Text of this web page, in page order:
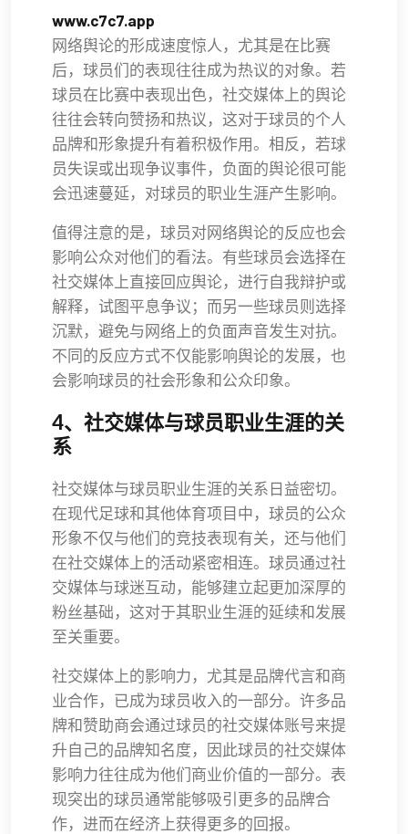
www.c7c7.app
网络舆论的形成速度惊人，尤其是在比赛
后，球员们的表现往往成为热议的对象。若
球员在比赛中表现出色，社交媒体上的舆论
往往会转向赞扬和热议，这对于球员的个人
品牌和形象提升有着积极作用。相反，若球
员失误或出现争议事件，负面的舆论很可能
会迅速蔓延，对球员的职业生涯产生影响。
值得注意的是，球员对网络舆论的反应也会
影响公众对他们的看法。有些球员会选择在
社交媒体上直接回应舆论，进行自我辩护或
解释，试图平息争议；而另一些球员则选择
沉默，避免与网络上的负面声音发生对抗。
不同的反应方式不仅能影响舆论的发展，也
会影响球员的社会形象和公众印象。
4、社交媒体与球员职业生涯的关
系
社交媒体与球员职业生涯的关系日益密切。
在现代足球和其他体育项目中，球员的公众
形象不仅与他们的竞技表现有关，还与他们
在社交媒体上的活动紧密相连。球员通过社
交媒体与球迷互动，能够建立起更加深厚的
粉丝基础，这对于其职业生涯的延续和发展
至关重要。
社交媒体上的影响力，尤其是品牌代言和商
业合作，已成为球员收入的一部分。许多品
牌和赞助商会通过球员的社交媒体账号来提
升自己的品牌知名度，因此球员的社交媒体
影响力往往成为他们商业价值的一部分。表
现突出的球员通常能够吸引更多的品牌合
作，进而在经济上获得更多的回报。